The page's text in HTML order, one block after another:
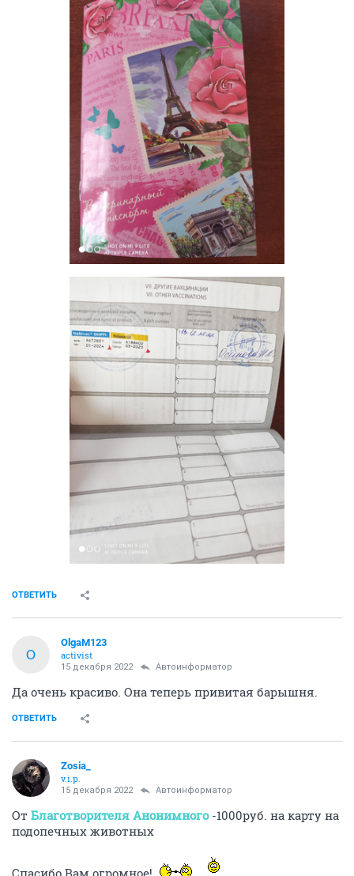
4. Кот Пингвин, Пиня, был забран из подвала -
пристроен
5. Собака Лорд, был найден в грозу - пока у меня
6. Кошечка черепаховая Эльза, жила в лесу в шалаше
- пристроена
7. Старенький кот Игнат, был забран у живодёра-
хозяина в тяжелейшем состоянии, умер на
8. Кот Марк, был забран с улицы в тяжелейшем
состоянии и истощении, пока не пристроен,
проблемы с туалетом
9. Котёнок Шаман, был забран из подвала - пристроен
10. Котёнок Чарлик, был забран с улицы в морозы с
обмороженными лапками - пока у меня на лечении
11. Щенок Бусинка, была подброшена в подьезд,
плакала от страха - пока у меня
Из 11-ти подобранных и брошенных животных в беде,
шесть обрели свои новые дома, пристроены. Я
считаю, что это очень хороший показатель, это
тяжелая работа, это труд. Фотографирую сама, пиарю
сама, отвожу животных в новые дома сама, по
клиникам хожу сама, разве я их не пристраиваю? Да,
больные и проблемные животные остаются со мной,
и я здесь на форуме не одна такая. Я прошу помощи
им на корм, да, а я что, здесь одна прошу помощи на
корм? Почему другим помогают на корм без всяких
обвинений, а меня обвиняют в том, что не в
состоянии их прокормить.
имею право попросить им помощь и на еду, и на
А мои долги, это мои долги, мои личные долги на
лечение этих животных. Я что, просила здесь кого-то
погасить эти долги? Я прошу всегда по факту, только
на корм, и на лечение. А если не хотите помогать, не
помогайте, можно же ведь просто молча уйти из
темы
Y
yuriybakh
junior
..может быть и весёлый приколист,но сегодня вам
перевёл 3000..